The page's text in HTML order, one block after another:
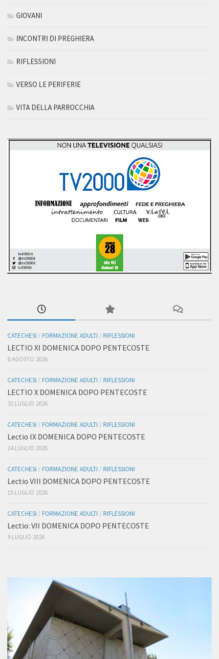
GIOVANI
INCONTRI DI PREGHIERA
RIFLESSIONI
VERSO LE PERIFERIE
VITA DELLA PARROCCHIA
CATECHESI / FORMAZIONE ADULTI / RIFLESSIONI
LECTIO XI DOMENICA DOPO PENTECOSTE
8 AGOSTO 2026
CATECHESI / FORMAZIONE ADULTI / RIFLESSIONI
LECTIO X DOMENICA DOPO PENTECOSTE
31 LUGLIO 2026
CATECHESI / FORMAZIONE ADULTI / RIFLESSIONI
Lectio IX DOMENICA DOPO PENTECOSTE
24 LUGLIO 2026
CATECHESI / FORMAZIONE ADULTI / RIFLESSIONI
Lectio VIII DOMENICA DOPO PENTECOSTE
15 LUGLIO 2026
CATECHESI / FORMAZIONE ADULTI / RIFLESSIONI
Lectio: VII DOMENICA DOPO PENTECOSTE
9 LUGLIO 2026